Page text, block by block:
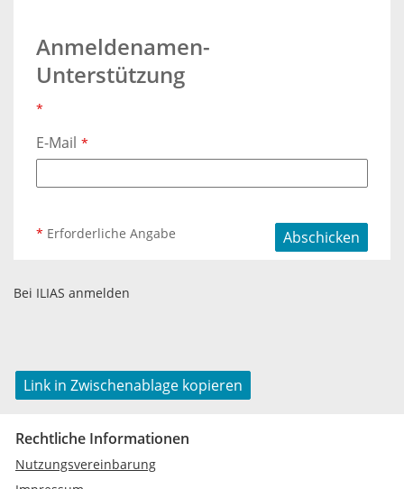
Anmeldenamen-
Unterstützung
*
E-Mail *
* Erforderliche Angabe Abschicken
Bei ILIAS anmelden
Link in Zwischenablage kopieren
Rechtliche Informationen
Nutzungsvereinbarung